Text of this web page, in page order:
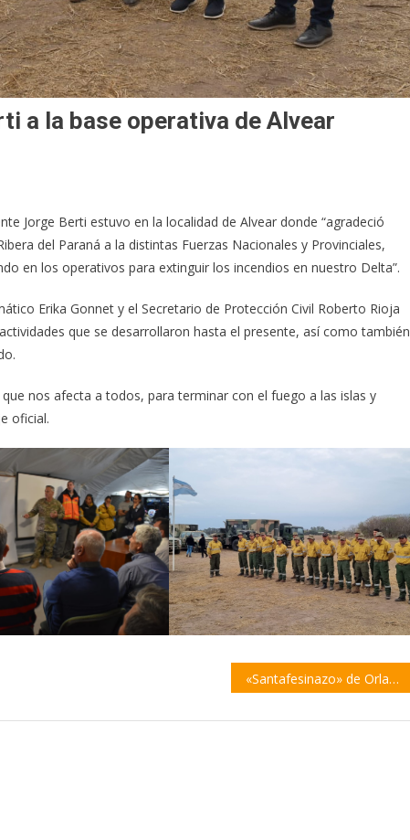
a la base operativa de Alvear
Jorge Berti estuvo en la localidad de Alvear donde “agradeció
del Paraná a la distintas Fuerzas Nacionales y Provinciales,
en los operativos para extinguir los incendios en nuestro Delta”.
Erika Gonnet y el Secretario de Protección Civil Roberto Rioja
que se desarrollaron hasta el presente, así como también
nos afecta a todos, para terminar con el fuego a las islas y
oficial.
«Santafesinazo» de Orlando Veracruz y Diego Zalazar en el Auditorio de la UOM